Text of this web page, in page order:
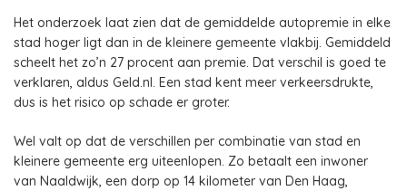
Het onderzoek laat zien dat de gemiddelde autopremie in elke
stad hoger ligt dan in de kleinere gemeente vlakbij. Gemiddeld
scheelt het zo’n 27 procent aan premie. Dat verschil is goed te
verklaren, aldus Geld.nl. Een stad kent meer verkeersdrukte,
dus is het risico op schade er groter.
Wel valt op dat de verschillen per combinatie van stad en
kleinere gemeente erg uiteenlopen. Zo betaalt een inwoner
van Naaldwijk, een dorp op 14 kilometer van Den Haag,